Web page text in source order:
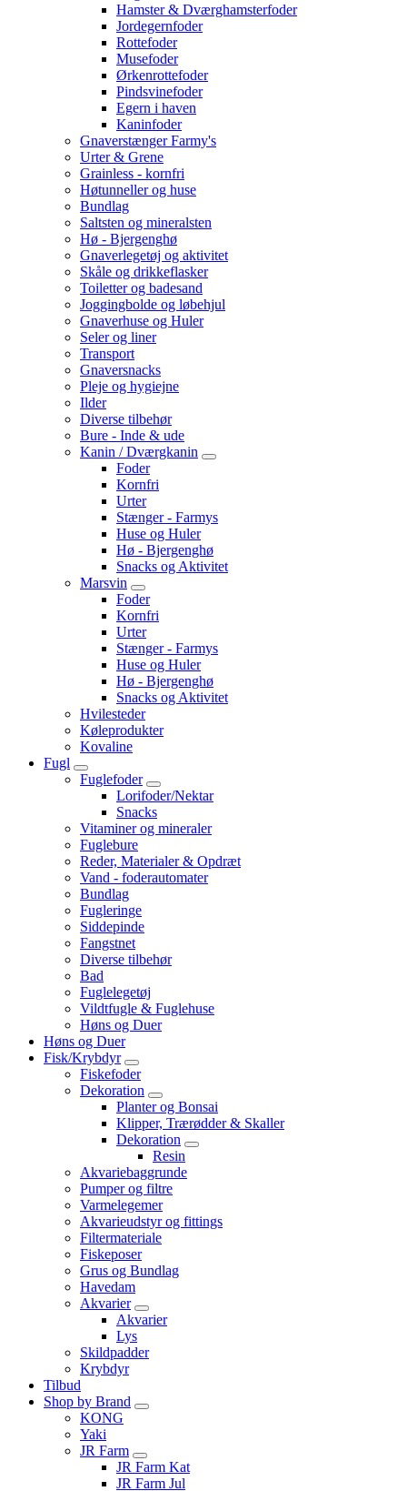
Hamster & Dværghamsterfoder
Jordegernfoder
Rottefoder
Musefoder
Ørkenrottefoder
Pindsvinefoder
Egern i haven
Kaninfoder
Gnaverstænger Farmy's
Urter & Grene
Grainless - kornfri
Høtunneller og huse
Bundlag
Saltsten og mineralsten
Hø - Bjergenghø
Gnaverlegetøj og aktivitet
Skåle og drikkeflasker
Toiletter og badesand
Joggingbolde og løbehjul
Gnaverhuse og Huler
Seler og liner
Transport
Gnaversnacks
Pleje og hygiejne
Ilder
Diverse tilbehør
Bure - Inde & ude
Kanin / Dværgkanin
Foder
Kornfri
Urter
Stænger - Farmys
Huse og Huler
Hø - Bjergenghø
Snacks og Aktivitet
Marsvin
Foder
Kornfri
Urter
Stænger - Farmys
Huse og Huler
Hø - Bjergenghø
Snacks og Aktivitet
Hvilesteder
Køleprodukter
Kovaline
Fugl
Fuglefoder
Lorifoder/Nektar
Snacks
Vitaminer og mineraler
Fuglebure
Reder, Materialer & Opdræt
Vand - foderautomater
Bundlag
Fugleringe
Siddepinde
Fangstnet
Diverse tilbehør
Bad
Fuglelegetøj
Vildtfugle & Fuglehuse
Høns og Duer
Høns og Duer
Fisk/Krybdyr
Fiskefoder
Dekoration
Planter og Bonsai
Klipper, Trærødder & Skaller
Dekoration
Resin
Akvariebaggrunde
Pumper og filtre
Varmelegemer
Akvarieudstyr og fittings
Filtermateriale
Fiskeposer
Grus og Bundlag
Havedam
Akvarier
Akvarier
Lys
Skildpadder
Krybdyr
Tilbud
Shop by Brand
KONG
Yaki
JR Farm
JR Farm Kat
JR Farm Jul